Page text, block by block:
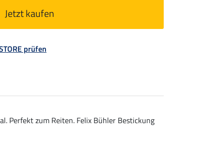
Jetzt kaufen
prüfen
Perfekt zum Reiten. Felix Bühler Bestickung